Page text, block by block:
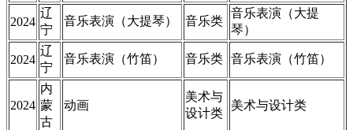
2024
辽
宁
音乐表演（大提琴） 音乐类
音乐表演（大提
琴）
2024
辽
宁
音乐表演（竹笛） 音乐类 音乐表演（竹笛）
2024
内
蒙
古
动画
美术与
设计类
美术与设计类